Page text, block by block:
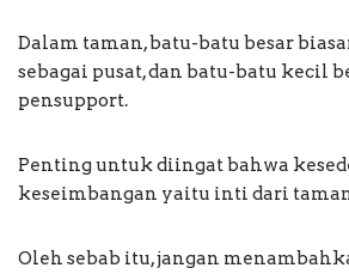
Dalam taman, batu-batu besar
sebagai pusat, dan batu-batu kecil
pensupport.
Penting untuk diingat bahwa
keseimbangan yaitu inti dari
Oleh sebab itu, jangan